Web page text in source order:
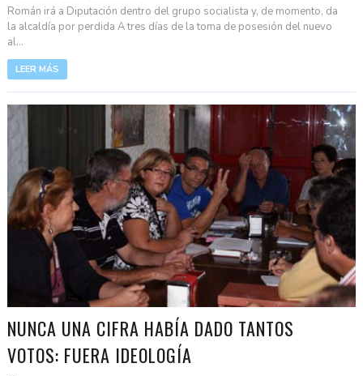
Román irá a Diputación dentro del grupo socialista y, de momento, da
la alcaldía por perdida A tres días de la toma de posesión del nuevo
al...
LEER MÁS
NUNCA UNA CIFRA HABÍA DADO TANTOS
VOTOS: FUERA IDEOLOGÍA